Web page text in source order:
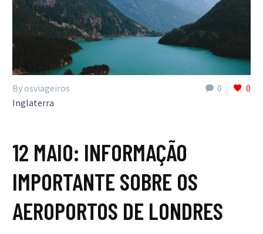
0 0
By osviageiros
Inglaterra
12 MAIO: INFORMAÇÃO
IMPORTANTE SOBRE OS
AEROPORTOS DE LONDRES